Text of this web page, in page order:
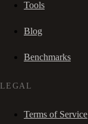
Tools
Blog
Benchmarks
LEGAL
Terms of Service